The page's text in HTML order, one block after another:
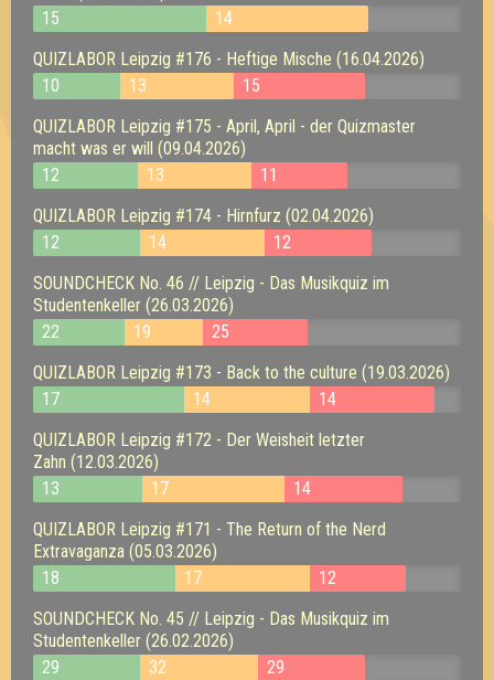
15
14
QUIZLABOR Leipzig #176 - Heftige Mische (16.04.2026)
10
13
15
QUIZLABOR Leipzig #175 - April, April - der Quizmaster
macht was er will (09.04.2026)
12
13
11
QUIZLABOR Leipzig #174 - Hirnfurz (02.04.2026)
12
14
12
SOUNDCHECK No. 46 // Leipzig - Das Musikquiz im
Studentenkeller (26.03.2026)
22
19
25
QUIZLABOR Leipzig #173 - Back to the culture (19.03.2026)
17
14
14
QUIZLABOR Leipzig #172 - Der Weisheit letzter
Zahn (12.03.2026)
13
17
14
QUIZLABOR Leipzig #171 - The Return of the Nerd
Extravaganza (05.03.2026)
18
17
12
SOUNDCHECK No. 45 // Leipzig - Das Musikquiz im
Studentenkeller (26.02.2026)
29
32 29